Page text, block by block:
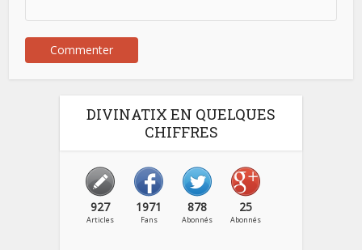
DIVINATIX EN QUELQUES
CHIFFRES
927
Articles
1971
Fans
878
Abonnés
25
Abonnés